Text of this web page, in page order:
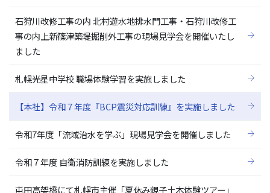
石狩川改修工事の内 北村遊水地排水門工事・石狩川改修工
事の内上新篠津築堤掘削外工事の現場見学会を開催いたし
ました
札幌光星中学校 職場体験学習を実施しました
【本社】令和７年度『BCP震災対応訓練』を実施しました
令和7年度「流域治水を学ぶ」現場見学会を開催しました
令和７年度 自衛消防訓練を実施しました
屯田高架橋にて札幌市主催「夏休み親子土木体験ツアー」